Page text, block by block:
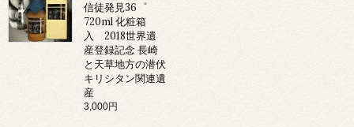
信徒発見36゜
720ml 化粧箱
入 2018世界遺
産登録記念 長崎
と天草地方の潜伏
キリシタン関連遺
産
3,000円